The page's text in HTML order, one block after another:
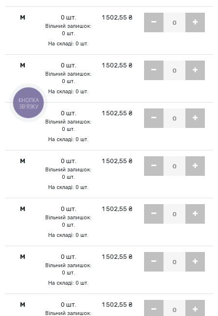
M 0 шт.
Вільний залишок:
0 шт.
На складі: 0 шт.
1 502,55 ₴
M 0 шт.
Вільний залишок:
0 шт.
На складі: 0 шт.
1 502,55 ₴
0 шт.
Вільний залишок:
0 шт.
На складі: 0 шт.
1 502,55 ₴
M 0 шт.
Вільний залишок:
0 шт.
На складі: 0 шт.
1 502,55 ₴
M 0 шт.
Вільний залишок:
0 шт.
На складі: 0 шт.
1 502,55 ₴
M 0 шт.
Вільний залишок:
0 шт.
На складі: 0 шт.
1 502,55 ₴
M 0 шт.
Вільний залишок:
1 502,55 ₴
КНОПКА
ЗВ'ЯЗКУ